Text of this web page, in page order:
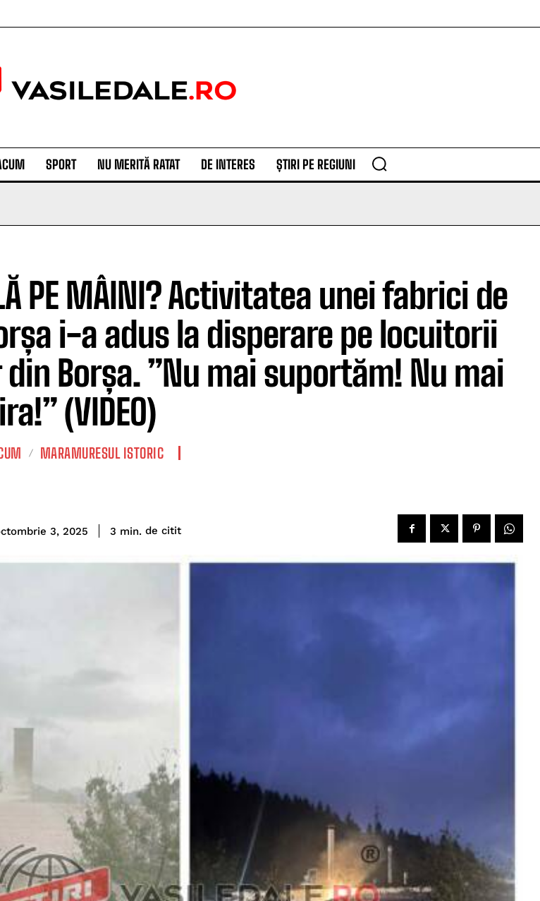
SPORT NU MERITĂ RATAT DE INTERES ȘTIRI PE REGIUNI
PE MÂINI? Activitatea unei fabrici de
i-a adus la disperare pe locuitorii
Borșa. ”Nu mai suportăm! Nu mai
(VIDEO)
MARAMURESUL ISTORIC
3, 2025 3 min. de citit